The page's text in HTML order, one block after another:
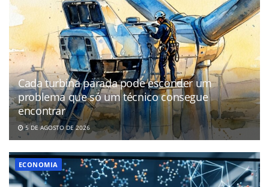
Cada turbina parada pode esconder um
problema que só um técnico consegue
encontrar
5 DE AGOSTO DE 2026
ECONOMIA